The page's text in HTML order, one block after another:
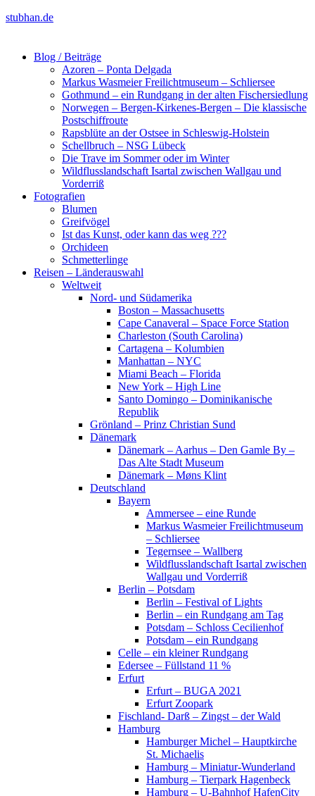
stubhan.de
Blog / Beiträge
Azoren – Ponta Delgada
Markus Wasmeier Freilichtmuseum – Schliersee
Gothmund – ein Rundgang in der alten Fischersiedlung
Norwegen – Bergen-Kirkenes-Bergen – Die klassische
Postschiffroute
Rapsblüte an der Ostsee in Schleswig-Holstein
Schellbruch – NSG Lübeck
Die Trave im Sommer oder im Winter
Wildflusslandschaft Isartal zwischen Wallgau und
Vorderriß
Fotografien
Blumen
Greifvögel
Ist das Kunst, oder kann das weg ???
Orchideen
Schmetterlinge
Reisen – Länderauswahl
Weltweit
Nord- und Südamerika
Boston – Massachusetts
Cape Canaveral – Space Force Station
Charleston (South Carolina)
Cartagena – Kolumbien
Manhattan – NYC
Miami Beach – Florida
New York – High Line
Santo Domingo – Dominikanische
Republik
Grönland – Prinz Christian Sund
Dänemark
Dänemark – Aarhus – Den Gamle By –
Das Alte Stadt Museum
Dänemark – Møns Klint
Deutschland
Bayern
Ammersee – eine Runde
Markus Wasmeier Freilichtmuseum
– Schliersee
Tegernsee – Wallberg
Wildflusslandschaft Isartal zwischen
Wallgau und Vorderriß
Berlin – Potsdam
Berlin – Festival of Lights
Berlin – ein Rundgang am Tag
Potsdam – Schloss Cecilienhof
Potsdam – ein Rundgang
Celle – ein kleiner Rundgang
Edersee – Füllstand 11 %
Erfurt
Erfurt – BUGA 2021
Erfurt Zoopark
Fischland- Darß – Zingst – der Wald
Hamburg
Hamburger Michel – Hauptkirche
St. Michaelis
Hamburg – Miniatur-Wunderland
Hamburg – Tierpark Hagenbeck
Hamburg – U-Bahnhof HafenCity